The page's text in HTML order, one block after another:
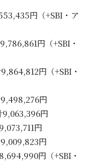
円（+SBI・ア
円（+SBI・
円（+SBI・
円
円
円
円
円（+SBI・